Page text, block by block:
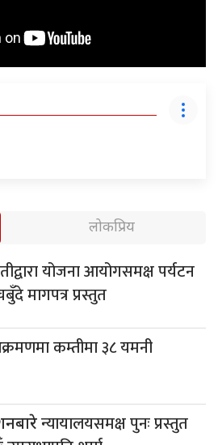
लोकप्रिय
योजना आयोगसमक्ष पर्यटन
मागपत्र प्रस्तुत
कम्तीमा ३८ यमनी
न्यायालयसमक्ष पुनः प्रस्तुत